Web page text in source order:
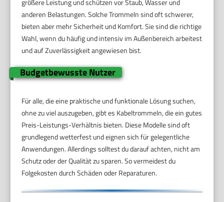
größere Leistung und schützen vor Staub, Wasser und
anderen Belastungen. Solche Trommeln sind oft schwerer,
bieten aber mehr Sicherheit und Komfort. Sie sind die richtige
Wahl, wenn du häufig und intensiv im Außenbereich arbeitest
und auf Zuverlässigkeit angewiesen bist.
Budgetbewusste Nutzer
Für alle, die eine praktische und funktionale Lösung suchen,
ohne zu viel auszugeben, gibt es Kabeltrommeln, die ein gutes
Preis-Leistungs-Verhältnis bieten. Diese Modelle sind oft
grundlegend wetterfest und eignen sich für gelegentliche
Anwendungen. Allerdings solltest du darauf achten, nicht am
Schutz oder der Qualität zu sparen. So vermeidest du
Folgekosten durch Schäden oder Reparaturen.